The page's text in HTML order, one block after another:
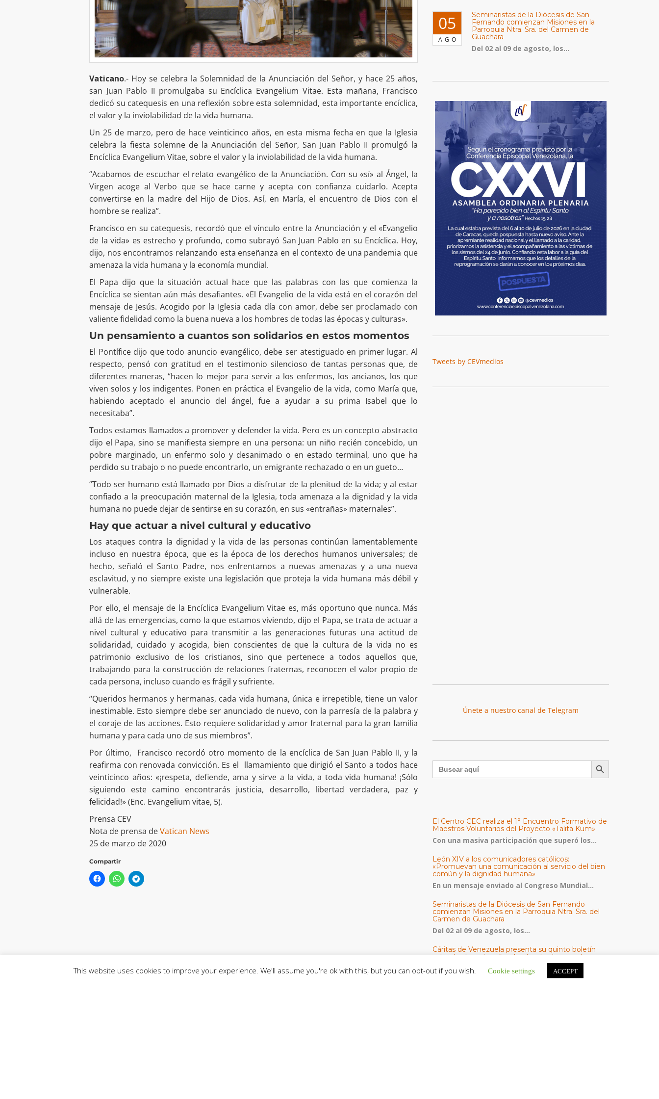
Vaticano.- Hoy se celebra la Solemnidad de la Anunciación del Señor, y hace 25 años,
san Juan Pablo II promulgaba su Encíclica Evangelium Vitae. Esta mañana, Francisco
dedicó su catequesis en una reflexión sobre esta solemnidad, esta importante encíclica,
el valor y la inviolabilidad de la vida humana.
Un 25 de marzo, pero de hace veinticinco años, en esta misma fecha en que la Iglesia
celebra la fiesta solemne de la Anunciación del Señor, San Juan Pablo II promulgó la
Encíclica Evangelium Vitae, sobre el valor y la inviolabilidad de la vida humana.
“Acabamos de escuchar el relato evangélico de la Anunciación. Con su «sí» al Ángel, la
Virgen acoge al Verbo que se hace carne y acepta con confianza cuidarlo. Acepta
convertirse en la madre del Hijo de Dios. Así, en María, el encuentro de Dios con el
hombre se realiza”.
Francisco en su catequesis, recordó que el vínculo entre la Anunciación y el «Evangelio
de la vida» es estrecho y profundo, como subrayó San Juan Pablo en su Encíclica. Hoy,
dijo, nos encontramos relanzando esta enseñanza en el contexto de una pandemia que
amenaza la vida humana y la economía mundial.
El Papa dijo que la situación actual hace que las palabras con las que comienza la
Encíclica se sientan aún más desafiantes. «El Evangelio de la vida está en el corazón del
mensaje de Jesús. Acogido por la Iglesia cada día con amor, debe ser proclamado con
valiente fidelidad como la buena nueva a los hombres de todas las épocas y culturas».
Un pensamiento a cuantos son solidarios en estos momentos
El Pontífice dijo que todo anuncio evangélico, debe ser atestiguado en primer lugar. Al
respecto, pensó con gratitud en el testimonio silencioso de tantas personas que, de
diferentes maneras, “hacen lo mejor para servir a los enfermos, los ancianos, los que
viven solos y los indigentes. Ponen en práctica el Evangelio de la vida, como María que,
habiendo aceptado el anuncio del ángel, fue a ayudar a su prima Isabel que lo
necesitaba”.
Todos estamos llamados a promover y defender la vida. Pero es un concepto abstracto
dijo el Papa, sino se manifiesta siempre en una persona: un niño recién concebido, un
pobre marginado, un enfermo solo y desanimado o en estado terminal, uno que ha
perdido su trabajo o no puede encontrarlo, un emigrante rechazado o en un gueto…
“Todo ser humano está llamado por Dios a disfrutar de la plenitud de la vida; y al estar
confiado a la preocupación maternal de la Iglesia, toda amenaza a la dignidad y la vida
humana no puede dejar de sentirse en su corazón, en sus «entrañas» maternales”.
Hay que actuar a nivel cultural y educativo
Los ataques contra la dignidad y la vida de las personas continúan lamentablemente
incluso en nuestra época, que es la época de los derechos humanos universales; de
hecho, señaló el Santo Padre, nos enfrentamos a nuevas amenazas y a una nueva
esclavitud, y no siempre existe una legislación que proteja la vida humana más débil y
vulnerable.
Por ello, el mensaje de la Encíclica Evangelium Vitae es, más oportuno que nunca. Más
allá de las emergencias, como la que estamos viviendo, dijo el Papa, se trata de actuar a
nivel cultural y educativo para transmitir a las generaciones futuras una actitud de
solidaridad, cuidado y acogida, bien conscientes de que la cultura de la vida no es
patrimonio exclusivo de los cristianos, sino que pertenece a todos aquellos que,
trabajando para la construcción de relaciones fraternas, reconocen el valor propio de
cada persona, incluso cuando es frágil y sufriente.
“Queridos hermanos y hermanas, cada vida humana, única e irrepetible, tiene un valor
inestimable. Esto siempre debe ser anunciado de nuevo, con la parresía de la palabra y
el coraje de las acciones. Esto requiere solidaridad y amor fraternal para la gran familia
humana y para cada uno de sus miembros”.
Por último, Francisco recordó otro momento de la encíclica de San Juan Pablo II, y la
reafirma con renovada convicción. Es el llamamiento que dirigió el Santo a todos hace
veinticinco años: «¡respeta, defiende, ama y sirve a la vida, a toda vida humana! ¡Sólo
siguiendo este camino encontrarás justicia, desarrollo, libertad verdadera, paz y
felicidad!» (Enc. Evangelium vitae, 5).
Prensa CEV
Nota de prensa deVatican News
25 de marzo de 2020
Compartir
05
AGO
Seminaristas de la Diócesis de San
Fernando comienzan Misiones en la
Parroquia Ntra. Sra. del Carmen de
Guachara
Del 02 al 09 de agosto, los...
Tweets by CEVmedios
Únete a nuestro canal de Telegram
Buscar: Botón de búsqueda
El Centro CEC realiza el 1° Encuentro Formativo de
Maestros Voluntarios del Proyecto «Talita Kum»
Con una masiva participación que superó los...
León XIV a los comunicadores católicos:
«Promuevan una comunicación al servicio del bien
común y la dignidad humana»
En un mensaje enviado al Congreso Mundial...
Seminaristas de la Diócesis de San Fernando
comienzan Misiones en la Parroquia Ntra. Sra. del
Carmen de Guachara
Del 02 al 09 de agosto, los...
Cáritas de Venezuela presenta su quinto boletín
sobre la atención a familias tras los terremotos
Cáritas de Venezuela publicó este martes 4...
This website uses cookies to improve your experience. We'll assume you're ok with this, but you can opt-out if you wish. Cookie settings ACCEPT